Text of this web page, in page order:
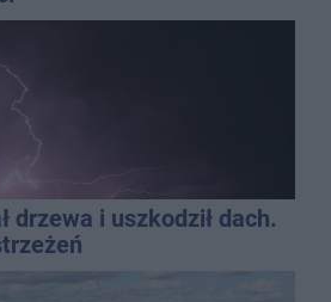
drzewa i uszkodził dach.